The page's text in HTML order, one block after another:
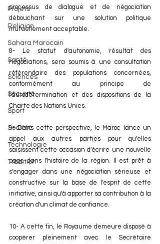
Projets
Religion
Sahara Marocain
Santé
Sciences
Sécurité
Sport
Société
Technologie
Tradition
processus de dialogue et de négociation
débouchant sur une solution politique
mutuellement acceptable.
8- Le statut d'autonomie, résultat des
négociations, sera soumis à une consultation
référendaire des populations concernées,
conformément au principe de
l'autodétermination et des dispositions de la
Charte des Nations Unies.
9- Dans cette perspective, le Maroc lance un
appel aux autres parties pour qu'elles
saisissent cette occasion d'écrire une nouvelle
page dans l'histoire de la région. Il est prêt à
s'engager dans une négociation sérieuse et
constructive sur la base de l'esprit de cette
initiative, ainsi qu'à apporter sa contribution à la
création d'un climat de confiance.
10- A cette fin, le Royaume demeure disposé à
coopérer pleinement avec le Secrétaire